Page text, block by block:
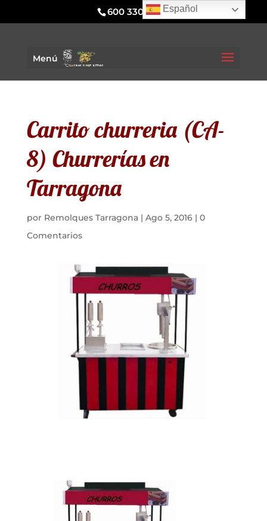
600 330 295
Menú
Carrito churreria (CA-
8) Churrerías en
Tarragona
por Remolques Tarragona| Ago 5, 2016| 0
Comentarios
Español